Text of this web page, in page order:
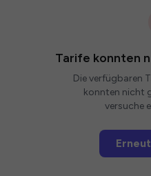
Tarife konnten
Die verfügbaren
konnten nicht
versuche